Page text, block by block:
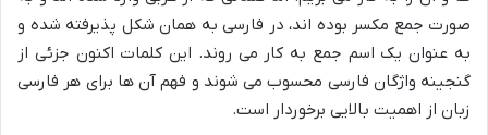
صورت جمع مکسر بوده اند، در فارسی به همان شکل پذیرفته شده و
به عنوان یک اسم جمع به کار می روند. این کلمات اکنون جزئی از
گنجینه واژگان فارسی محسوب می شوند و فهم آن ها برای هر فارسی
زبان از اهمیت بالایی برخوردار است.